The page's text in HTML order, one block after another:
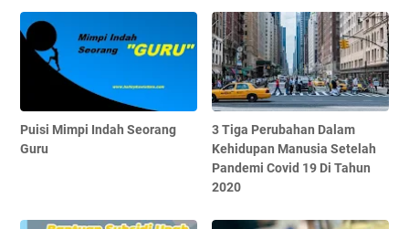
Puisi Mimpi Indah Seorang
Guru
3 Tiga Perubahan Dalam
Kehidupan Manusia Setelah
Pandemi Covid 19 Di Tahun
2020